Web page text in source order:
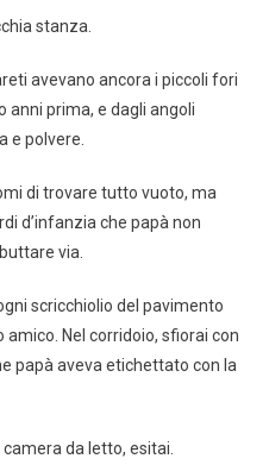
stanza.
avevano ancora i piccoli fori
anni prima, e dagli angoli
e polvere.
di trovare tutto vuoto, ma
d’infanzia che papà non
via.
scricchiolio del pavimento
Nel corridoio, sfiorai con
papà aveva etichettato con la
da letto, esitai.